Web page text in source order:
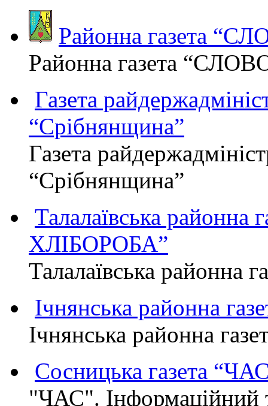
Районна газета
Районна газета
Газета
“Срібнянщина”
Газета
“Срібнянщина”
Талалаївська
ХЛІБОРОБА”
Талалаївська
Ічнянська районна
Ічнянська районна
Сосницька газета
"ЧАС". Інформаційний